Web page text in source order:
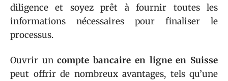
diligence et soyez prêt à fournir toutes les
informations nécessaires pour finaliser le
processus.
Ouvrir uncompte bancaire en ligne en Suisse
peut offrir de nombreux avantages, tels qu’une